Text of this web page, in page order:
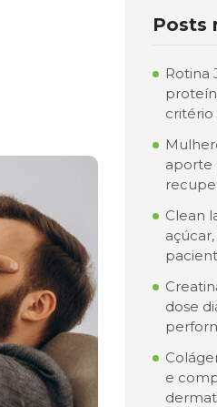
Posts
Rotina
critério
aporte
Clean
dose
e